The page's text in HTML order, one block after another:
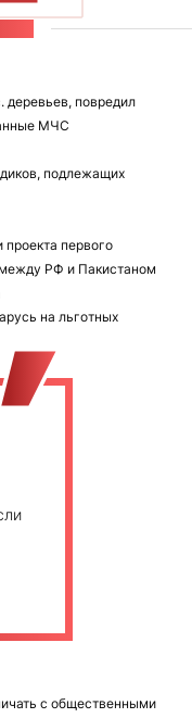
деревьев, повредил
МЧС
подлежащих
проекта первого
РФ и Пакистаном
на льготных
с общественными